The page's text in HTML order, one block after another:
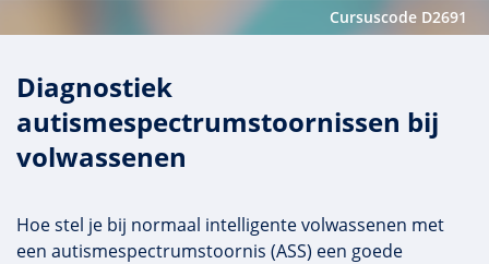
Cursuscode D2691
Diagnostiek
autismespectrumstoornissen bij
volwassenen
Hoe stel je bij normaal intelligente volwassenen met
een autismespectrumstoornis (ASS) een goede